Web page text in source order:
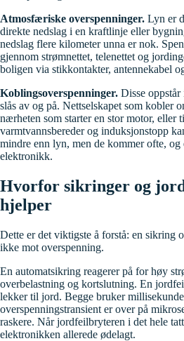
Atmosfæriske overspenninger. Lyn er
direkte nedslag i en kraftlinje eller
nedslag flere kilometer unna er nok.
gjennom strømnettet, telenettet og
boligen via stikkontakter, antennekabel
Koblingsoverspenninger. Disse oppstår
slås av og på. Nettselskapet som kobler
nærheten som starter en stor motor, eller
varmtvannsbereder og induksjonstopp
mindre enn lyn, men de kommer ofte,
elektronikk.
Hvorfor sikringer og
hjelper
Dette er det viktigste å forstå: en sikring
ikke mot overspenning.
En automatsikring reagerer på for høy
overbelastning og kortslutning. En
lekker til jord. Begge bruker
overspenningstransient er over på
raskere. Når jordfeilbryteren i det hele
elektronikken allerede ødelagt.